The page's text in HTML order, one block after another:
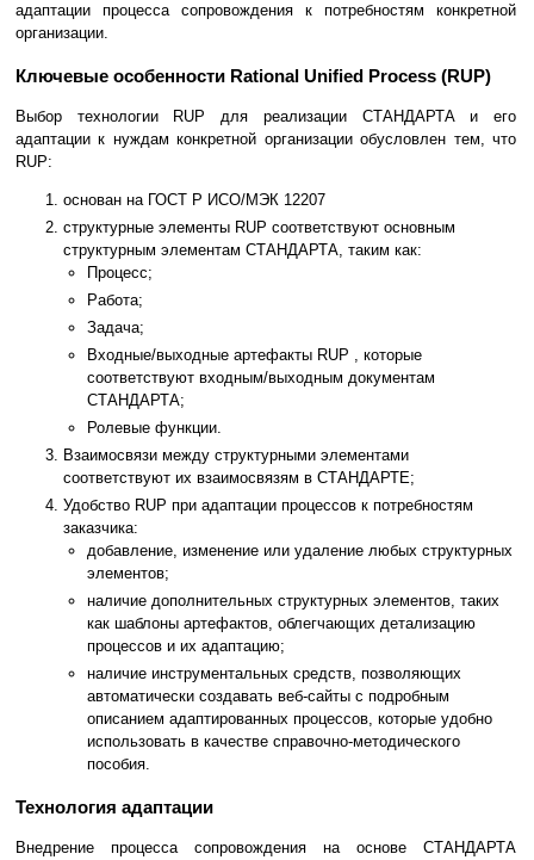
адаптации процесса сопровождения к потребностям конкретной
организации.
Ключевые особенности Rational Unified Process (RUP)
Выбор технологии RUP для реализации СТАНДАРТА и его
адаптации к нуждам конкретной организации обусловлен тем, что
RUP:
основан на ГОСТ Р ИСО/МЭК 12207
структурные элементы RUP соответствуют основным
структурным элементам СТАНДАРТА, таким как:
Процесс;
Работа;
Задача;
Входные/выходные артефакты RUP , которые
соответствуют входным/выходным документам
СТАНДАРТА;
Ролевые функции.
Взаимосвязи между структурными элементами
соответствуют их взаимосвязям в СТАНДАРТЕ;
Удобство RUP при адаптации процессов к потребностям
заказчика:
добавление, изменение или удаление любых структурных
элементов;
наличие дополнительных структурных элементов, таких
как шаблоны артефактов, облегчающих детализацию
процессов и их адаптацию;
наличие инструментальных средств, позволяющих
автоматически создавать веб-сайты с подробным
описанием адаптированных процессов, которые удобно
использовать в качестве справочно-методического
пособия.
Технология адаптации
Внедрение процесса сопровождения на основе СТАНДАРТА